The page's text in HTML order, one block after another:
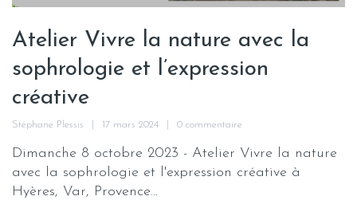
Atelier Vivre la nature avec la
sophrologie et l’expression
créative
Stéphane Plessis 17 mars 2024 0 commentaire
Dimanche 8 octobre 2023 - Atelier Vivre la nature
avec la sophrologie et l'expression créative à
Hyères, Var, Provence...